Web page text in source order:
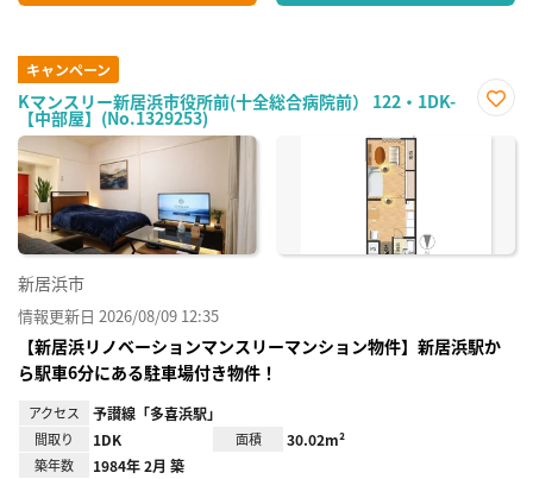
キャンペーン
Kマンスリー新居浜市役所前(十全総合病院前） 122・1DK-
【中部屋】(No.1329253)
に入
新居浜市
情報更新日 2026/08/09 12:35
【新居浜リノベーションマンスリーマンション物件】新居浜駅か
ら駅車6分にある駐車場付き物件！
アクセス 予讃線「多喜浜駅」
間取り 1DK 面積 30.02m²
築年数 1984年 2月 築